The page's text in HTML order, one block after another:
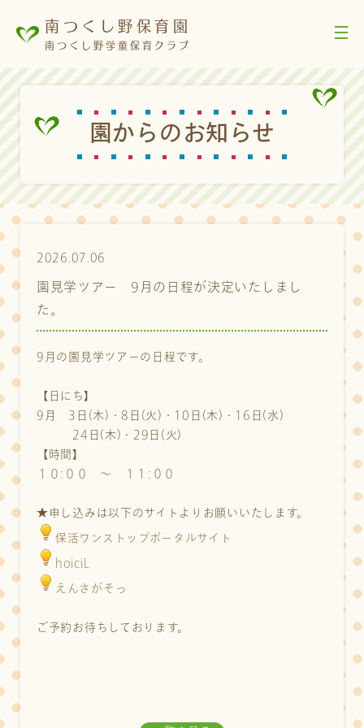
南つくし野保育園
南つくし野学童保育クラブ
園からのお知らせ
2026.07.06
園見学ツアー 9月の日程が決定いたしまし
た。
9月の園見学ツアーの日程です。
【日にち】
9月 3日(木)・8日(火)・10日(木)・16日(水)
24日(木)・29日(火)
【時間】
１０:００ ～ １１:００
★申し込みは以下のサイトよりお願いいたします。
保活ワンストップポータルサイト
hoiciL
えんさがそっ
ご予約お待ちしております。